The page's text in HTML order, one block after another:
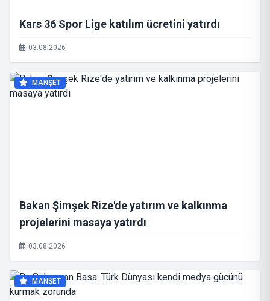
Kars 36 Spor Lige katılım ücretini yatırdı
03.08.2026
MANŞET
Bakan Şimşek Rize'de yatırım ve kalkınma
projelerini masaya yatırdı
03.08.2026
MANŞET